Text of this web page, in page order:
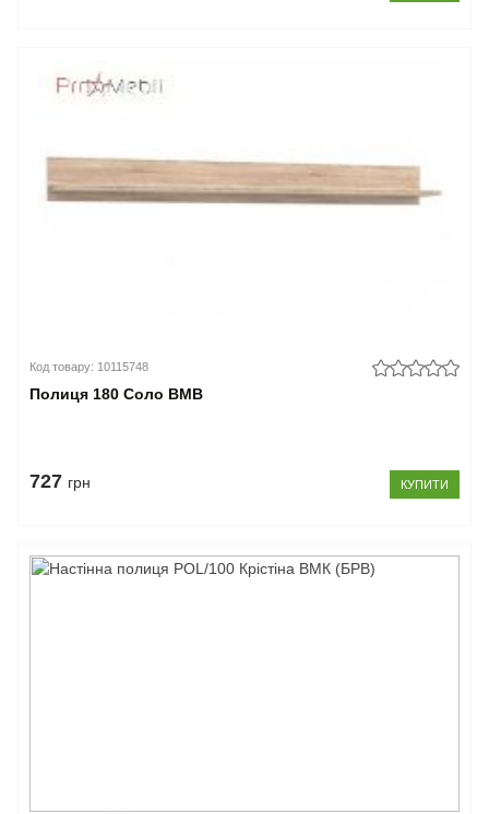
Код товару: 10115748
Полиця 180 Соло ВМВ
727 грн КУПИТИ